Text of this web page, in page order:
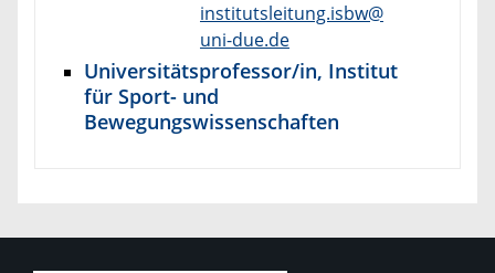
institutsleitung.isbw@
uni-due.de
Universitätsprofessor/in, Institut
für Sport- und
Bewegungswissenschaften